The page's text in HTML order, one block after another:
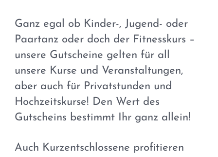
Ganz egal ob Kinder-, Jugend- oder
Paartanz oder doch der Fitnesskurs –
unsere Gutscheine gelten für all
unsere Kurse und Veranstaltungen,
aber auch für Privatstunden und
Hochzeitskurse! Den Wert des
Gutscheins bestimmt Ihr ganz allein!
Auch Kurzentschlossene profitieren